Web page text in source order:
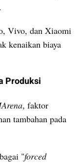
.
Vivo, dan Xiaomi
kenaikan biaya
Produksi
, faktor
tambahan pada
"forced